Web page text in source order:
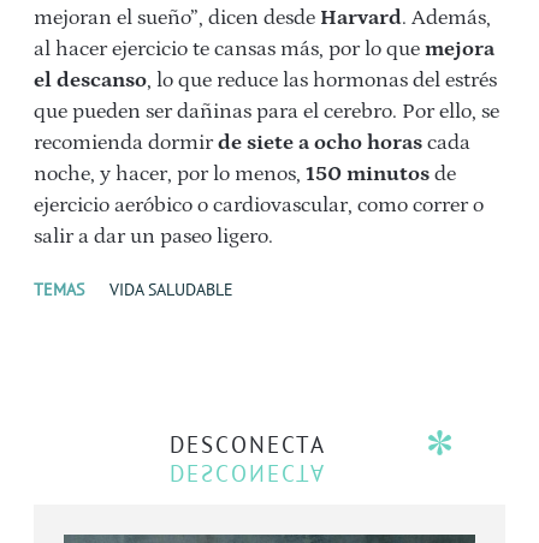
mejoran el sueño”, dicen desde Harvard. Además,
al hacer ejercicio te cansas más, por lo que mejora
el descanso, lo que reduce las hormonas del estrés
que pueden ser dañinas para el cerebro. Por ello, se
recomienda dormirde siete a ocho horas cada
noche, y hacer, por lo menos, 150 minutos de
ejercicio aeróbico o cardiovascular, como correr o
salir a dar un paseo ligero.
TEMAS VIDA SALUDABLE
DESCONECTA